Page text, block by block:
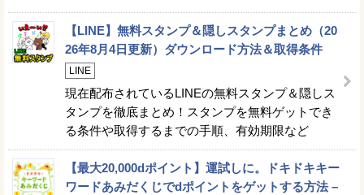
【LINE】無料スタンプ＆隠しスタンプまとめ（20
26年8月4日更新）ダウンロード方法＆取得条件
LINE
現在配布されているLINEの無料スタンプ＆隠しス
タンプを徹底まとめ！スタンプを無料ゲットでき
る条件や取得するまでの手順、有効期限など
【最大20,000dポイント】運試しに。ドキドキキー
ワードあみだくじでdポイントをゲットする方法 –